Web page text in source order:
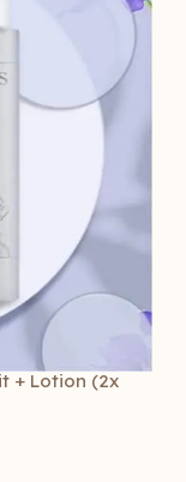
+ Lotion (2x